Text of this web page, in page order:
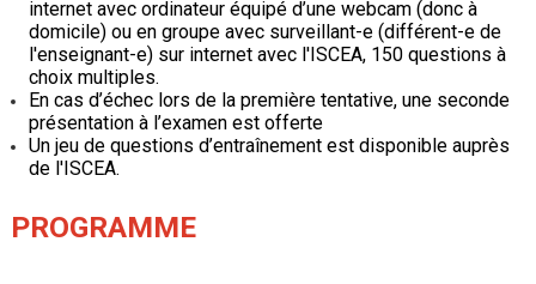
internet avec ordinateur équipé d’une webcam (donc à
domicile) ou en groupe avec surveillant-e (différent-e de
l'enseignant-e) sur internet avec l'ISCEA, 150 questions à
choix multiples.
En cas d’échec lors de la première tentative, une seconde
présentation à l’examen est offerte
Un jeu de questions d’entraînement est disponible auprès
de l'ISCEA.
PROGRAMME